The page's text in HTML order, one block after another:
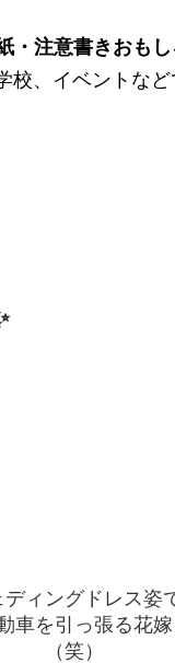
・注意書きおも
校、イベントな
ディングドレス姿
車を引っ張る花嫁
（笑）